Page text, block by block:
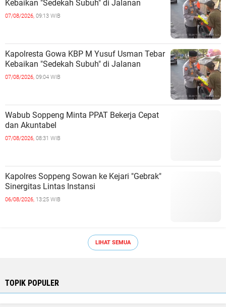
Kebaikan "Sedekah Subuh" di Jalanan ‎
07/08/2026, 09:13 WIB
Kapolresta Gowa KBP M Yusuf Usman Tebar
Kebaikan "Sedekah Subuh" di Jalanan ‎
07/08/2026, 09:04 WIB
Wabub Soppeng Minta PPAT Bekerja Cepat
dan Akuntabel ‎
07/08/2026, 08:31 WIB
Kapolres Soppeng Sowan ke Kejari "Gebrak"
Sinergitas Lintas Instansi ‎
06/08/2026, 13:25 WIB
LIHAT SEMUA
TOPIK POPULER